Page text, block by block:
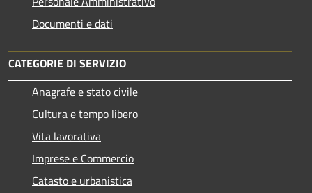
Documenti e dati
CATEGORIE DI SERVIZIO
Anagrafe e stato civile
Cultura e tempo libero
Vita lavorativa
Imprese e Commercio
Catasto e urbanistica